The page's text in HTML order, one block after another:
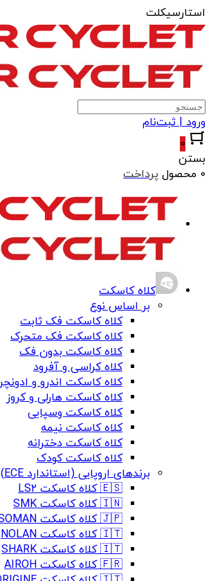
استارسیکلت
ورود | ثبت‌نام
0
بستن
0 محصول
پرداخت
کلاه کاسکت
بر اساس نوع
کلاه کاسکت فک ثابت
کلاه کاسکت فک متحرک
کلاه کاسکت بدون فک
کلاه کراسی و آفرود
کلاه کاسکت اندرو و ادونچر
کلاه کاسکت هارلی و کروز
کلاه کاسکت وسپایی
کلاه کاسکت نیمه
کلاه کاسکت دخترانه
کلاه کاسکت کودک
برندهای اروپایی (استاندارد ECE)
🇪🇸 کلاه کاسکت LS2
🇮🇳 کلاه کاسکت SMK
🇯🇵 کلاه کاسکت SOMAN
🇮🇹 کلاه کاسکت NOLAN
🇮🇹 کلاه کاسکت SHARK
🇫🇷 کلاه کاسکت AIROH